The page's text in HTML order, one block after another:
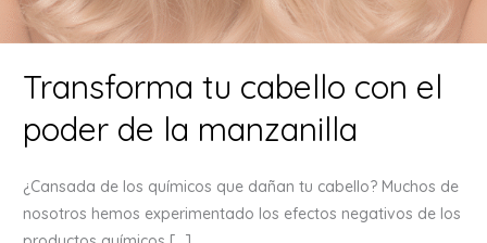
Transforma tu cabello con el
poder de la manzanilla
¿Cansada de los químicos que dañan tu cabello? Muchos de
nosotros hemos experimentado los efectos negativos de los